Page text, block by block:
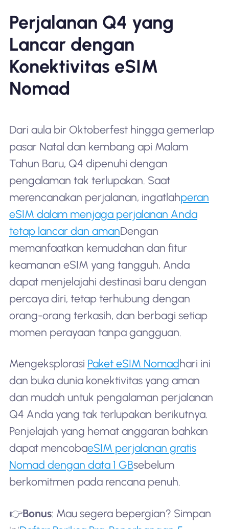
Perjalanan Q4 yang
Lancar dengan
Konektivitas eSIM
Nomad
Dari aula bir Oktoberfest hingga gemerlap
pasar Natal dan kembang api Malam
Tahun Baru, Q4 dipenuhi dengan
pengalaman tak terlupakan. Saat
merencanakan perjalanan, ingatlahperan
eSIM dalam menjaga perjalanan Anda
tetap lancar dan amanDengan
memanfaatkan kemudahan dan fitur
keamanan eSIM yang tangguh, Anda
dapat menjelajahi destinasi baru dengan
percaya diri, tetap terhubung dengan
orang-orang terkasih, dan berbagi setiap
momen perayaan tanpa gangguan.
Mengeksplorasi Paket eSIM Nomadhari ini
dan buka dunia konektivitas yang aman
dan mudah untuk pengalaman perjalanan
Q4 Anda yang tak terlupakan berikutnya.
Penjelajah yang hemat anggaran bahkan
dapat mencobaeSIM perjalanan gratis
Nomad dengan data 1 GBsebelum
berkomitmen pada rencana penuh.
👉Bonus: Mau segera bepergian? Simpan